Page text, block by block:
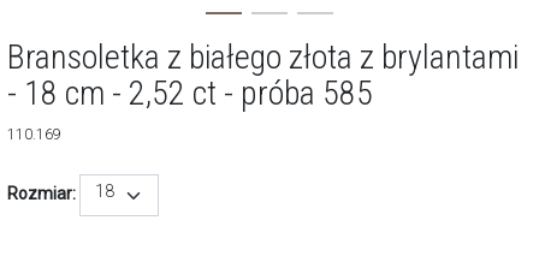
Bransoletka z białego złota z brylantami
- 18 cm - 2,52 ct - próba 585
110.169
Rozmiar: 18